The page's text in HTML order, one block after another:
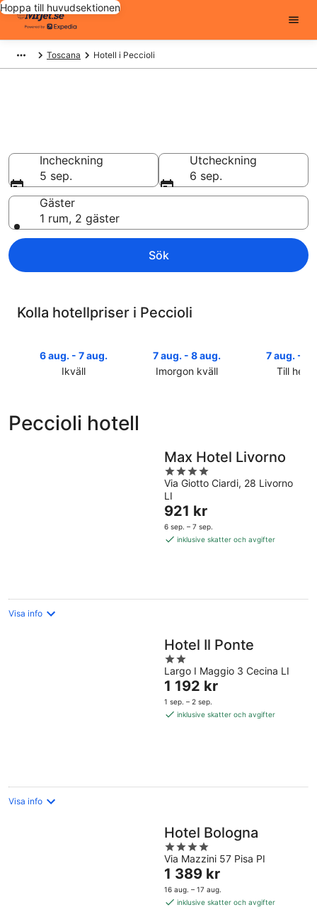
Hoppa till huvudsektionen
Toscana Hotell i Peccioli
Incheckning
5 sep.
Utcheckning
6 sep.
Gäster
1 rum, 2 gäster
Sök
Kolla hotellpriser i Peccioli
6 aug. - 7 aug.
Ikväll
Peccioli
7 aug. - 8 aug.
Imorgon kväll
imorgon
natt,
aug.
aug.
7 aug. - 9
Till
helgen,
aug.
Peccioli hotell
Max Hotel Livorno
4
out
of
5
Via Giotto Ciardi, 28 Livorno
LI
Priset
är
921 kr
921 kr
6 sep. – 7 sep.
inklusive skatter och avgifter
Visa info
Hotel Il Ponte
2
out
of
5
Largo I Maggio 3 Cecina LI
Priset
är
1 192 kr
1 192 kr
1 sep. – 2 sep.
inklusive skatter och avgifter
Visa info
Hotel Bologna
4
out
of
5
Via Mazzini 57 Pisa PI
Priset
är
1 389 kr
1 389 kr
16 aug. – 17 aug.
inklusive skatter och avgifter